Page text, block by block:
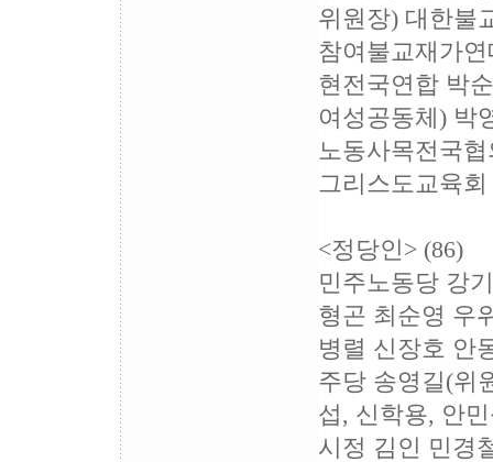
위원장) 대한불
참여불교재가
현전국연합 박
여성공동체) 박
노동사목전국
그리스도교육
<정당인> (86)
민주노동당 강
형곤 최순영 우
병렬 신장호 안
주당 송영길(위
섭, 신학용, 안
시정 김인 민경